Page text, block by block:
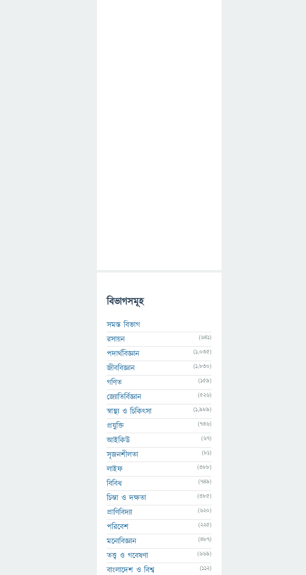
বিভাগসমূহ
সমস্ত বিভাগ
রসায়ন
(641)
পদার্থবিজ্ঞান (1,035)
জীববিজ্ঞান (1,830)
গণিত (159)
জ্যোতির্বিজ্ঞান (526)
স্বাস্থ্য ও চিকিৎসা (1,989)
প্রযুক্তি (736)
আইকিউ (67)
সৃজনশীলতা (81)
লাইফ (388)
বিবিধ (749)
চিন্তা ও দক্ষতা (385)
প্রাণিবিদ্যা (620)
পরিবেশ (225)
মনোবিজ্ঞান (487)
তত্ত্ব ও গবেষণা (669)
বাংলাদেশ ও বিশ্ব (112)